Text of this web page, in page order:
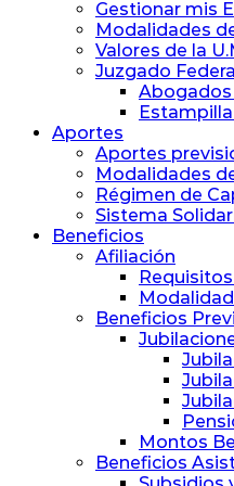
Previsión
Procuradores
Gestionar mis
Modalidades
Valores de la
Juzgado
Abogados
Aportes
Aportes
Modalidades
Régimen de
Sistema
Beneficios
Afiliación
Beneficios
Montos
Beneficios